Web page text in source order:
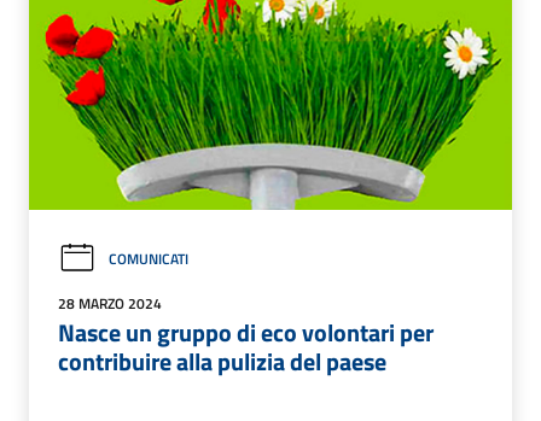
COMUNICATI
28 MARZO 2024
Nasce un gruppo di eco volontari per
contribuire alla pulizia del paese